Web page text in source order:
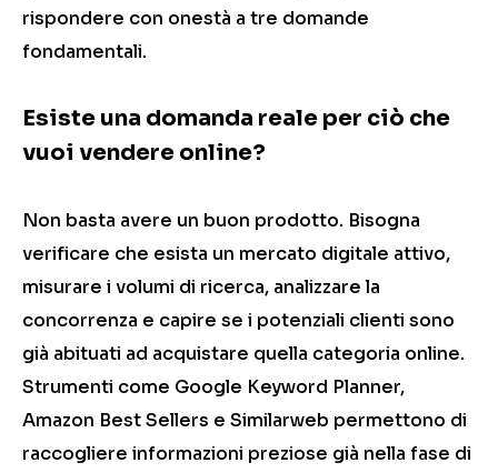
rispondere con onestà a tre domande
fondamentali.
Esiste una domanda reale per ciò che
vuoi vendere online?
Non basta avere un buon prodotto. Bisogna
verificare che esista un mercato digitale attivo,
misurare i volumi di ricerca, analizzare la
concorrenza e capire se i potenziali clienti sono
già abituati ad acquistare quella categoria online.
Strumenti come Google Keyword Planner,
Amazon Best Sellers e Similarweb permettono di
raccogliere informazioni preziose già nella fase di